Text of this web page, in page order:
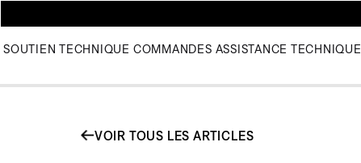
SOUTIEN TECHNIQUE COMMANDES ASSISTANCE TECHNIQUE
VOIR TOUS LES ARTICLES